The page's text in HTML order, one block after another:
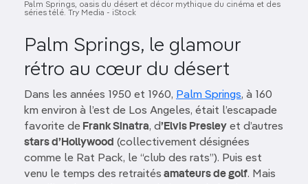
Palm Springs, oasis du désert et décor mythique du cinéma et des
séries télé. Try Media - iStock
Palm Springs, le glamour
rétro au cœur du désert
Dans les années 1950 et 1960, Palm Springs, à 160
km environ à l’est de Los Angeles, était l’escapade
favorite de Frank Sinatra, d’Elvis Presley et d’autres
stars d’Hollywood (collectivement désignées
comme le Rat Pack, le “club des rats”). Puis est
venu le temps des retraités amateurs de golf. Mais